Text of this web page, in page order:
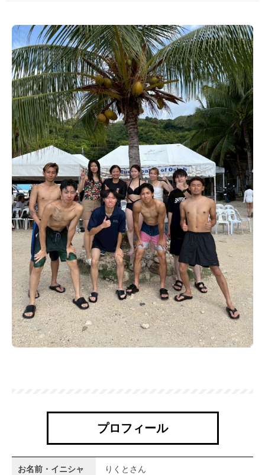
プロフィール
お名前・イニシャ
りくとさん